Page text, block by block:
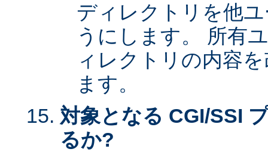
ディレクトリを他
うにします。 所有
ィレクトリの内容
ます。
対象となる CGI/SSI
るか?